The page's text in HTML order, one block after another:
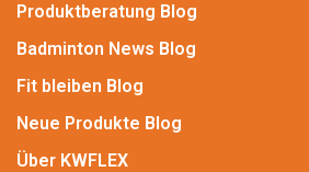
Produktberatung Blog
Badminton News Blog
Fit bleiben Blog
Neue Produkte Blog
Über KWFLEX